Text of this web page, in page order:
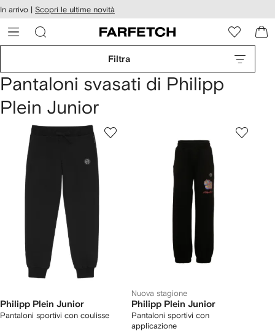
ai
In arrivo | Scopri le ultime novità
Filtra
Pantaloni svasati di Philipp
Plein Junior
Philipp Plein Junior
Pantaloni sportivi con coulisse
Nuova stagione
Philipp Plein Junior
Pantaloni sportivi con
applicazione